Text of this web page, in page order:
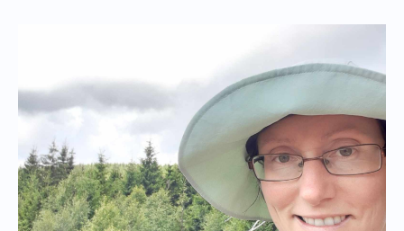
útěku!